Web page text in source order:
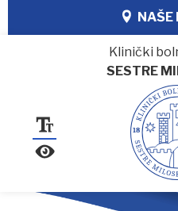
NAŠE
Klinički
SESTRE